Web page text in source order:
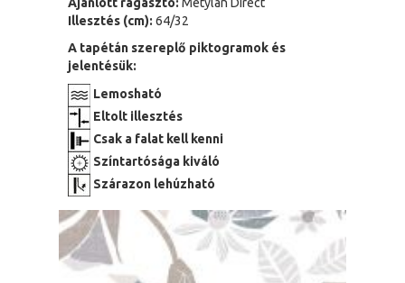
Illesztés (cm): 64/32
A tapétán szereplő piktogramok és
jelentésük:
Lemosható
Eltolt illesztés
Csak a falat kell kenni
Színtartósága kiváló
Szárazon lehúzható